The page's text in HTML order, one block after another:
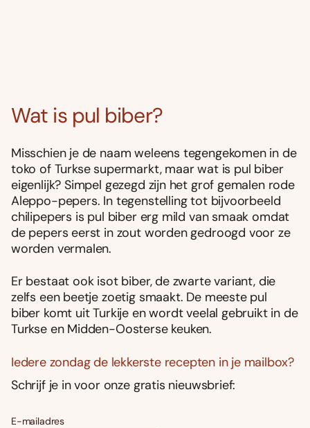
Wat is pul biber?
Misschien je de naam weleens tegengekomen in de
toko of Turkse supermarkt, maar wat is pul biber
eigenlijk? Simpel gezegd zijn het grof gemalen rode
Aleppo-pepers. In tegenstelling tot bijvoorbeeld
chilipepers is pul biber erg mild van smaak omdat
de pepers eerst in zout worden gedroogd voor ze
worden vermalen.
Er bestaat ook isot biber, de zwarte variant, die
zelfs een beetje zoetig smaakt. De meeste pul
biber komt uit Turkije en wordt veelal gebruikt in de
Turkse en Midden-Oosterse keuken.
Iedere zondag de lekkerste recepten in je mailbox?
Schrijf je in voor onze gratis nieuwsbrief:
E-mailadres